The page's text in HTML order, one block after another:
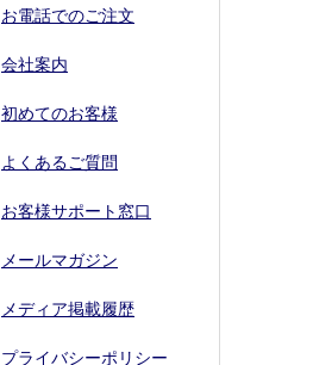
お電話でのご注文
会社案内
初めてのお客様
よくあるご質問
お客様サポート窓口
メールマガジン
メディア掲載履歴
プライバシーポリシー